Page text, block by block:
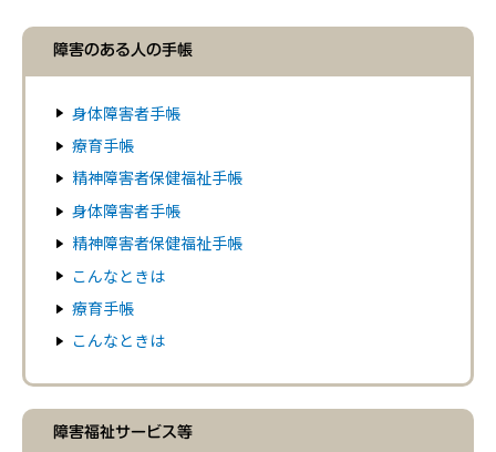
障害のある人の手帳
身体障害者手帳
療育手帳
精神障害者保健福祉手帳
身体障害者手帳
精神障害者保健福祉手帳
こんなときは
療育手帳
こんなときは
障害福祉サービス等